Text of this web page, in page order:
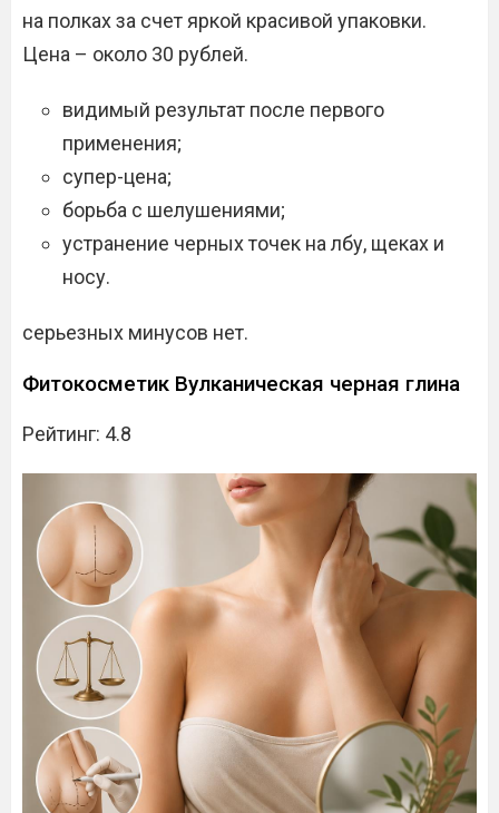
на полках за счет яркой красивой упаковки.
Цена – около 30 рублей.
видимый результат после первого
применения;
супер-цена;
борьба с шелушениями;
устранение черных точек на лбу, щеках и
носу.
серьезных минусов нет.
Фитокосметик Вулканическая черная глина
Рейтинг: 4.8